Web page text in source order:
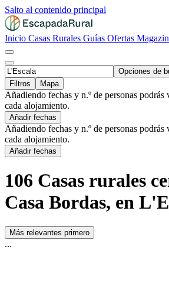
Salto al contenido principal
Inicio Casas Rurales Guías Ofertas
Opciones de
Filtros
Mapa
Añadiendo fechas y n.º de personas podrás
cada alojamiento.
Añadir fechas
Añadiendo fechas y n.º de personas podrás
cada alojamiento.
Añadir fechas
106 Casas rurales
Casa Bordas, en
Más relevantes primero
...